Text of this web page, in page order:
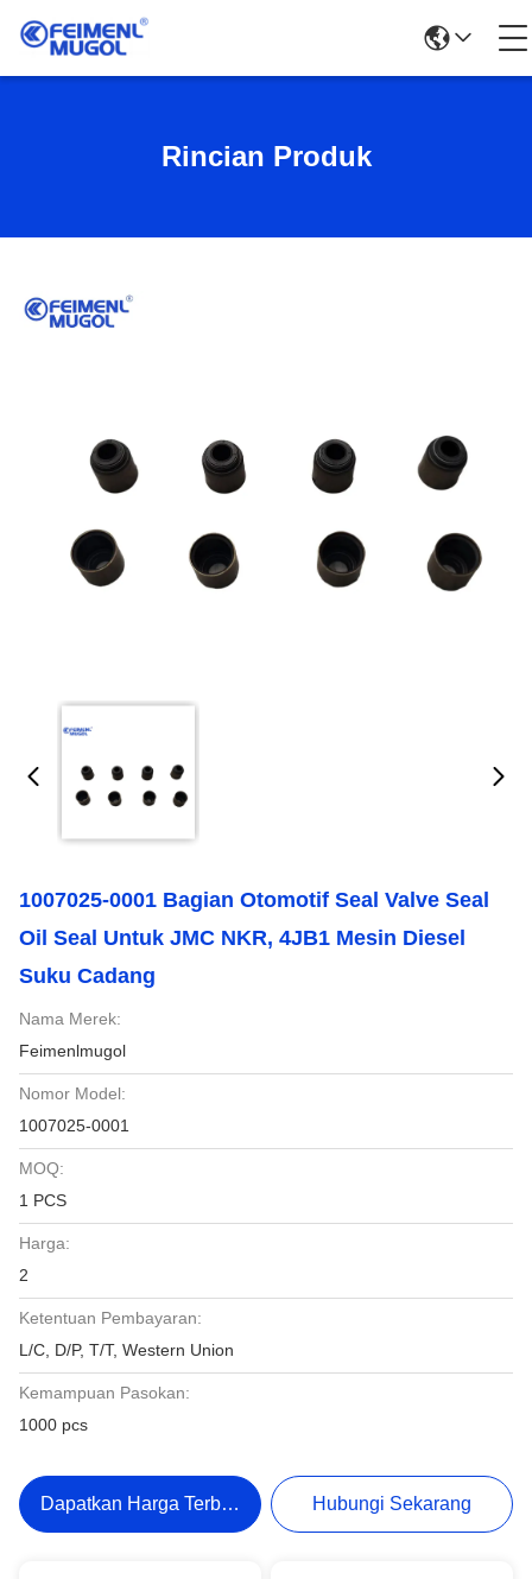
Rincian Produk
1007025-0001 Bagian Otomotif Seal Valve Seal
Oil Seal Untuk JMC NKR, 4JB1 Mesin Diesel
Suku Cadang
Nama Merek:
Feimenlmugol
Nomor Model:
1007025-0001
MOQ:
1 PCS
Harga:
2
Ketentuan Pembayaran:
L/C, D/P, T/T, Western Union
Kemampuan Pasokan:
1000 pcs
Dapatkan Harga Terbaik Hubungi Sekarang